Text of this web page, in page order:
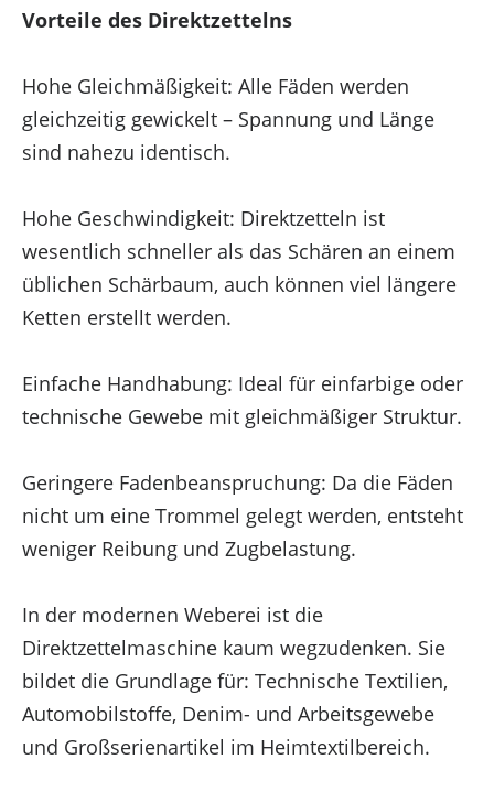
Vorteile des Direktzettelns
Hohe Gleichmäßigkeit: Alle Fäden werden
gleichzeitig gewickelt – Spannung und Länge
sind nahezu identisch.
Hohe Geschwindigkeit: Direktzetteln ist
wesentlich schneller als das Schären an einem
üblichen Schärbaum, auch können viel längere
Ketten erstellt werden.
Einfache Handhabung: Ideal für einfarbige oder
technische Gewebe mit gleichmäßiger Struktur.
Geringere Fadenbeanspruchung: Da die Fäden
nicht um eine Trommel gelegt werden, entsteht
weniger Reibung und Zugbelastung.
In der modernen Weberei ist die
Direktzettelmaschine kaum wegzudenken. Sie
bildet die Grundlage für: Technische Textilien,
Automobilstoffe, Denim- und Arbeitsgewebe
und Großserienartikel im Heimtextilbereich.